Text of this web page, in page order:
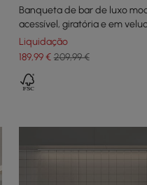
Banqueta de bar de luxo
acessível, giratória e em
Liquidação
189,99€ 209,99 €